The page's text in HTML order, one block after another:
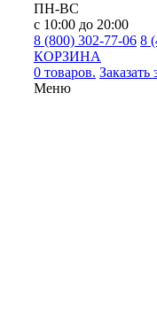
ПН-ВС
с 10:00 до 20:00
8 (800) 302-77-06 8
КОРЗИНА
0 товаров. Заказать
Меню